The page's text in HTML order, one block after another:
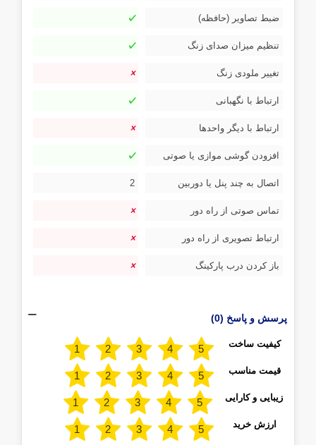
ضبط تصاویر (حافظه)
تنظیم میزان صدای زنگ
تغییر ملودی زنگ
ارتباط با نگهبانی
ارتباط با دیگر واحدها
افزودن گوشی موازی یا صوتی
اتصال به چند پنل یا دوربین 2
تماس صوتی از راه دور
ارتباط تصویری از راه دور
باز کردن درب پارکینگ
پرسش و پاسخ (0)
کیفیت ساخت
قیمت مناسب
زیبایی و کارایی
ارزش خرید